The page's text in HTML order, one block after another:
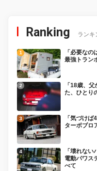
Ranking ランキ
「必要な
最強トラン
「18歳、
た、ひとり
「気づけ
ターボブロ
「壊れな
電動パワス
べて